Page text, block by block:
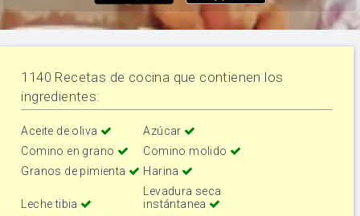
1140 Recetas de cocina que contienen los
ingredientes:
Aceite de oliva
Azúcar
Comino en grano
Comino molido
Granos de pimienta
Harina
Leche tibia
Levadura seca
instántanea